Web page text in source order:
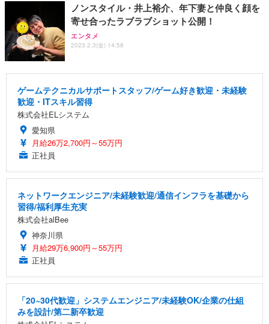
ノンスタイル・井上裕介、年下妻と仲良く顔を
寄せ合ったラブラブショット公開！
エンタメ
2023.2.3(金) 14:58
ゲームテクニカルサポートスタッフ/ゲーム好き歓迎・未経験
歓迎・ITスキル習得
株式会社ELシステム
愛知県
月給26万2,700円～55万円
正社員
ネットワークエンジニア/未経験歓迎/通信インフラを基礎から
習得/福利厚生充実
株式会社alBee
神奈川県
月給29万6,900円～55万円
正社員
「20~30代歓迎」システムエンジニア/未経験OK/企業の仕組
みを設計/第二新卒歓迎